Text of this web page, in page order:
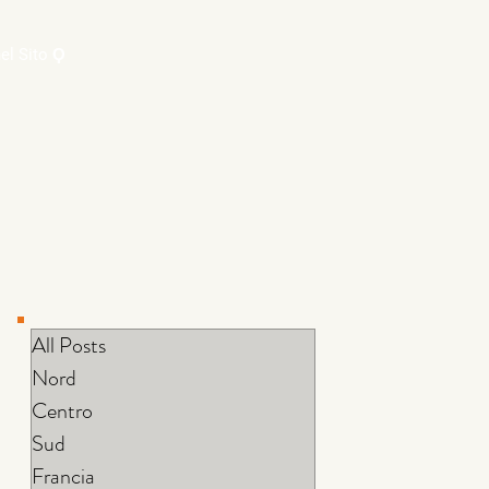
All Posts
Nord
Centro
Sud
Francia